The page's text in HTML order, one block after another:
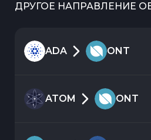
ДРУГОЕ НАПРАВЛЕНИЕ
ADA ONT
ATOM ONT